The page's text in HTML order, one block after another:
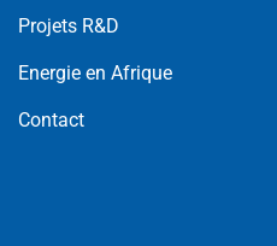
Projets R&D
Energie en Afrique
Contact